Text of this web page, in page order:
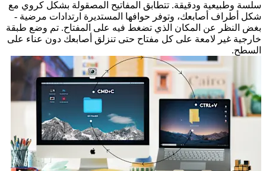
سلسة وطبيعية ودقيقة. تتطابق المفاتيح المصقولة بشكل كروي مع
شكل أطراف أصابعك، وتوفر حوافها المستديرة ارتدادات مرضية -
بغض النظر عن المكان الذي تضغط فيه على المفتاح. تم وضع طبقة
خارجية غير لامعة على كل مفتاح حتى تنزلق أصابعك دون عناء على
السطح.